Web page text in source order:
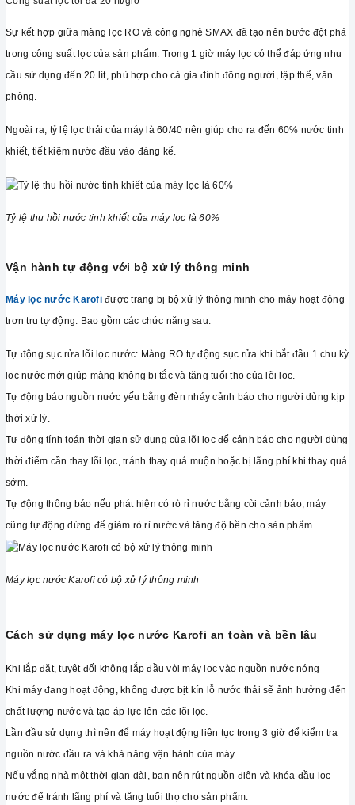
Sự kết hợp giữa màng lọc RO và công nghệ SMAX đã tạo nên bước đột phá
trong công suất lọc của sản phẩm. Trong 1 giờ máy lọc có thể đáp ứng nhu
cầu sử dụng đến 20 lít, phù hợp cho cả gia đình đông người, tập thể, văn
phòng.
Ngoài ra, tỷ lệ lọc thải của máy là 60/40 nên giúp cho ra đến 60% nước tinh
khiết, tiết kiệm nước đầu vào đáng kể.
Tỷ lệ thu hồi nước tinh khiết của máy lọc là 60%
Vận hành tự động với bộ xử lý thông minh
Máy lọc nước Karofi được trang bị bộ xử lý thông minh cho máy hoạt động
trơn tru tự động. Bao gồm các chức năng sau:
Tự động sục rửa lõi lọc nước: Màng RO tự động sục rửa khi bắt đầu 1 chu kỳ
lọc nước mới giúp màng không bị tắc và tăng tuổi thọ của lõi lọc.
Tự động báo nguồn nước yếu bằng đèn nháy cảnh báo cho người dùng kịp
thời xử lý.
Tự động tính toán thời gian sử dụng của lõi lọc để cảnh báo cho người dùng
thời điểm cần thay lõi lọc, tránh thay quá muộn hoặc bị lãng phí khi thay quá
sớm.
Tự động thông báo nếu phát hiện có rò rỉ nước bằng còi cảnh báo, máy
cũng tự động dừng để giảm rò rỉ nước và tăng độ bền cho sản phẩm.
Máy lọc nước Karofi có bộ xử lý thông minh
Cách sử dụng máy lọc nước Karofi an toàn và bền lâu
Khi lắp đặt, tuyệt đối không lắp đầu vòi máy lọc vào nguồn nước nóng
Khi máy đang hoạt động, không được bịt kín lỗ nước thải sẽ ảnh hưởng đến
chất lượng nước và tạo áp lực lên các lõi lọc.
Lần đầu sử dụng thì nên để máy hoạt động liên tục trong 3 giờ để kiểm tra
nguồn nước đầu ra và khả năng vận hành của máy.
Nếu vắng nhà một thời gian dài, bạn nên rút nguồn điện và khóa đầu lọc
nước để tránh lãng phí và tăng tuổi thọ cho sản phẩm.